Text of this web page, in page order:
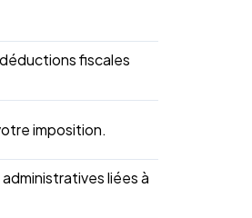
fiscales
imposition.
liées à